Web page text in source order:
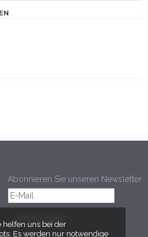
Abonnieren Sie unseren Newsletter
helfen uns bei der
Es werden nur notwendige